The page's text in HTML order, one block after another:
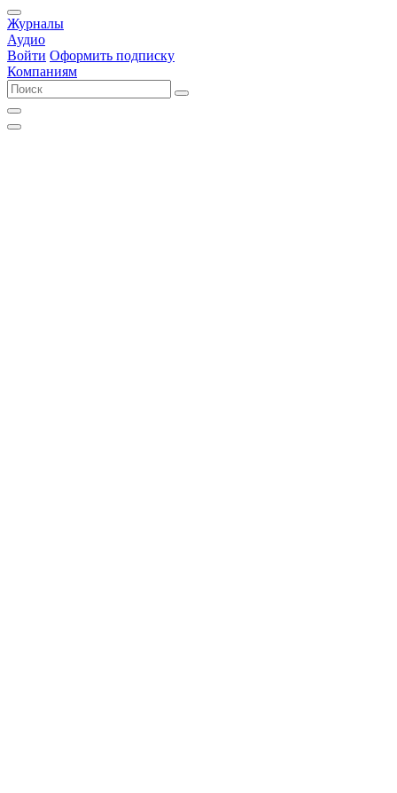
Журналы
Аудио
Войти Оформить подписку
Компаниям